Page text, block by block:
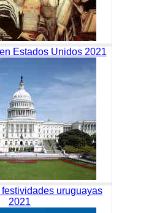
Estados Unidos 2021
uruguayas
2021